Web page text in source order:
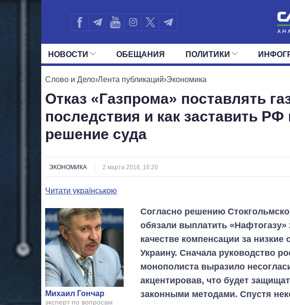
НОВОСТИ
ПОЛИТИКА
ОБЕЩАНИЯ ПОЛИТИКИ
ВСЕ ПОЛИТИКИ ПРЕЗИДЕНТ И ОФИС
ДЕПУТАТЫ
Слово и Дело›Лента публикаций›Экономика
Отказ «Газпрома» поставлять
последствия и как заставить
решение суда
ЭКОНОМИКА 2 марта 2018, 16:20
Читати українською
Михаил Гончар
эксперт по вопросам
Согласно решению
обязали выплатить
качестве компенсации за низкие
Украину. Сначала руководство
монополиста выразило
акцентировав, что будет
законными методами. Спустя